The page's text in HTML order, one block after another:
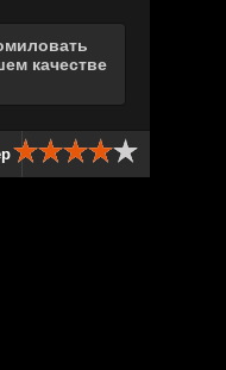
качестве